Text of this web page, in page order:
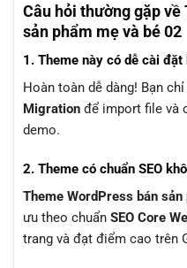
Câu hỏi thường gặp
sản phẩm mẹ và bé 02
1. Theme này có dễ cài đặt
Hoàn toàn dễ dàng! Bạn
Migration để import file và
demo.
2. Theme có chuẩn SEO
Theme WordPress bán
ưu theo chuẩn SEO Core
trang và đạt điểm cao trên